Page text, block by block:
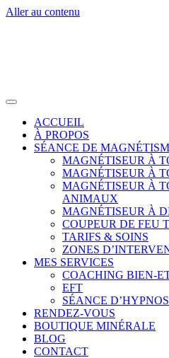
Aller au contenu
ACCUEIL
À PROPOS
SÉANCE DE
MAGNÉTISEUR À
MAGNÉTISEUR À
MAGNÉTISEUR À
ANIMAUX
MAGNÉTISEUR À
COUPEUR DE FEU
TARIFS & SOINS
ZONES
MES SERVICES
COACHING BIEN-
EFT
SÉANCE
RENDEZ-VOUS
BOUTIQUE MINÉRALE
BLOG
CONTACT